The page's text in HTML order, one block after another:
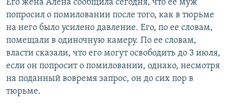
Его жена Алена сообщила сегодня, что ее муж
попросил о помиловании после того, как в тюрьме
на него было усилено давление. Его, по ее словам,
помещали в одиночную камеру. По ее словам,
власти сказали, что его могут освободить до 3 июля,
если он попросит о помиловании, однако, несмотря
на поданный вовремя запрос, он до сих пор в
тюрьме.